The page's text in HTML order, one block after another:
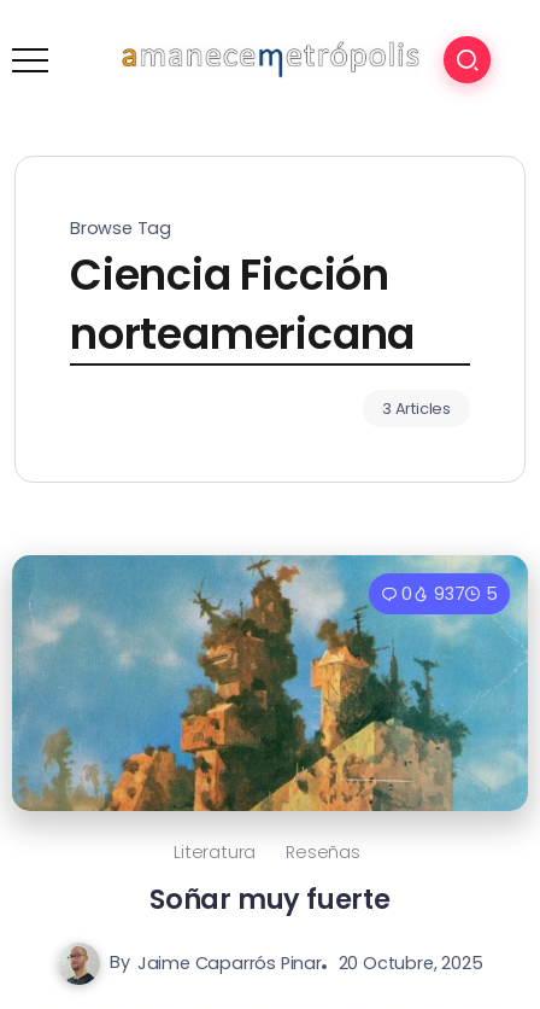
Browse Tag
Ciencia Ficción
norteamericana
3 Articles
0 937 5
Literatura Reseñas
Soñar muy fuerte
By Jaime Caparrós Pinar 20 Octubre, 2025